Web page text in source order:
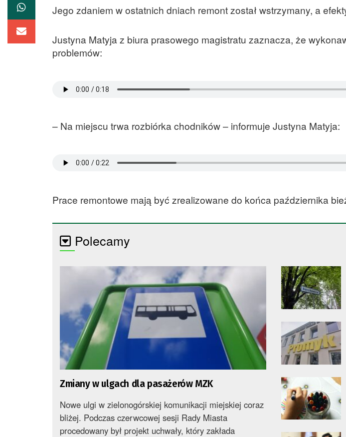
Jego zdaniem w ostatnich dniach remont został wstrzymany, a
Justyna Matyja z biura prasowego magistratu zaznacza, że
problemów:
– Na miejscu trwa rozbiórka chodników – informuje Justyna Matyja:
Prace remontowe mają być zrealizowane do końca października
Polecamy
Zmiany w ulgach dla pasażerów MZK
Nowe ulgi w zielonogórskiej komunikacji miejskiej coraz
bliżej. Podczas czerwcowej sesji Rady Miasta
procedowany był projekt uchwały, który zakłada